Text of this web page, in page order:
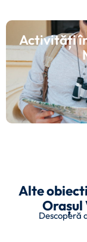
Activități
Alte
Orașul
Descoperă